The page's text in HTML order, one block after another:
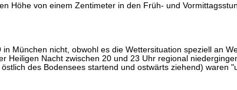
Höhe von einem Zentimeter in den Früh- und
München nicht, obwohl es die Wettersituation speziell an
Heiligen Nacht zwischen 20 und 23 Uhr regional
des Bodensees startend und ostwärts ziehend) waren